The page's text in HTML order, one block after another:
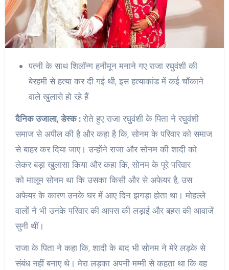
पत्नी के साथ शिलॉन्ग हनीमून मनाने गए राजा रघुवंशी की
बेरहमी से हत्या कर दी गई थी, इस हत्याकांड में कई चौंकाने
वाले खुलासे हो रहे हैं
दैनिक उजाला, डेस्क :रोते हुए राजा रघुवंशी के पिता ने रघुवंशी
समाज से अपील की है और कहा है कि, सोनम के परिवार को समाज
से बाहर कर दिया जाए। उन्होंने राजा और सोनम की शादी को
लेकर बड़ा खुलासा किया और कहा कि, सोनम के पूरे परिवार
को मालूम सोनम था कि उसका किसी और से अफेयर है, उस
अफेयर के कारण उनके घर में आए दिन झगड़ा होता था। मोहल्ले
वालों ने भी उनके परिवार की आपस की लड़ाई और बहस की आवाजें
सुनी थीं।
राजा के पिता ने कहा कि, शादी के बाद भी सोनम ने मेरे लड़के से
संबंध नहीं बनाए थे। मेरा लड़का अपनी मम्मी से कहता था कि वह